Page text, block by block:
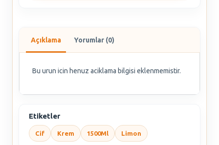
Açıklama Yorumlar (0)
Bu urun icin henuz aciklama bilgisi eklenmemistir.
Etiketler
Cif Krem 1500Ml Limon